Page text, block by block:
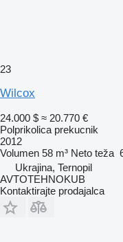
23
Wilcox
24.000 $ ≈ 20.770 €
Polprikolica prekucnik
2012
Volumen 58 m³ Neto teža
Ukrajina, Ternopil
AVTOTEHNOKUB
Kontaktirajte prodajalca